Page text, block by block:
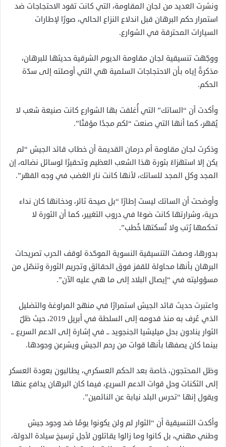
ونشرت العديد من لجان المقاومة، التي كانت تقود الاحتجاجات ضد
استمرار حكم البرهان قبل اندلاع النزاع الحالي، صورًا لإطارات
السيارات المحترقة في الشوارع.
ووجّهت تنسيقية لجان مقاومة الديوم الشرقية حديثها للبرهان،
مذكرةً إياه بأن الاحتجاجات السلمية هي التي أوصلته إلى سدّة
الحكم.
وأكدت أن “الساتك” التي أُغلقت بها الشوارع كانت صنيعة شعب لا
يُقهر، كما أنها التي صنعت “لكم مجدًا مؤقتًا”.
وذكرت لجان مقاومة أم درمان القديمة أن خطاب قائد الجيش “لم
يكن إلا استهزاءً بثورة هذا الشعب العظيم وتحقيرًا لوسائل نضاله، إن
المجد وكل المجد للساتك، لأنها كانت نار الغضب في وجه القهر”.
وأوضحت أن الساتك ليست إطارًا “بل صيحة ثائر، ودخانها كان نداء
حرية، وشرارتها كانت ضوءًا في دروب التغيير، كما أن الثورة لا
تحكمها رُتب ولا تُسكتها خُطب”.
بدورها، وصفت التنسيقية النسوية الموحّدة لوقف الحرب تصريحات
البرهان بأنها محاولة للقفز فوق الحقائق وتجريم الثورة وتنصّل من
مسؤوليته في “إيصال البلاد إلى ما هي عليه الآن”.
واعتبرت حديث قائد الجيش استمرارًا في منهج المراوغة والتضليل
الذي عُرف به منذ قدومه إلى السلطة في أبريل 2019، حيث ظلّ
الثوار ينادون بحل ميليشيا الجنجويد ــ في إشارة إلى الدعم السريع ــ
بينما كان يصفها بأنها قوات من رحم الجيش ويشرعن وجودها.
وظل المحتجون، خاصة بعد الحكم العسكري، يطالبون بعودة العسكر
إلى الثكنات وحل قوات الدعم السريع، فيما كان البرهان يدافع عنها
ويقول إنها “تحرس البلد نيابة عن النائمين”.
وأكدت التنسيقية أن “الثوار لم ولن يكونوا يومًا ضد وجود جيش
وطني مهني، بل كانوا وما زالوا يقاتلون لأجل ترسيخ سيادة الدولة،